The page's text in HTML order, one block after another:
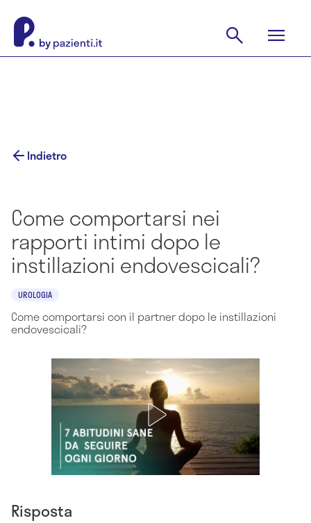
Indietro
Come comportarsi nei
rapporti intimi dopo le
instillazioni endovescicali?
UROLOGIA
Come comportarsi con il partner dopo le instillazioni
endovescicali?
Risposta